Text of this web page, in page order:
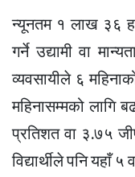
न्यूनतम १ लाख ३६
गर्ने उद्यामी वा
व्यवसायीले ६
महिनासम्मको लागि
प्रतिशत वा ३.७५
विद्यार्थीले पनि यहाँ